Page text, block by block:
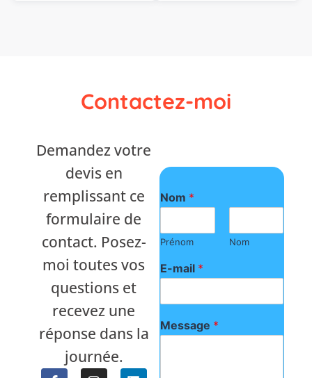
Contactez-moi
Demandez votre
devis en
remplissant ce
formulaire de
contact. Posez-
moi toutes vos
questions et
recevez une
réponse dans la
journée.
Nom *
Prénom Nom
E-mail *
Message *